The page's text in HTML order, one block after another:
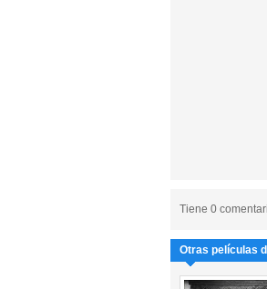
Tiene 0
Otras películas